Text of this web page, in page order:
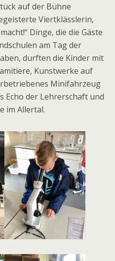
auf der Bühne
Viertklässlerin,
Dinge, die die Gäste
am Tag der
durften die Kinder mit
Kunstwerke auf
Minifahrzeug
Echo der Lehrerschaft und
im Allertal.